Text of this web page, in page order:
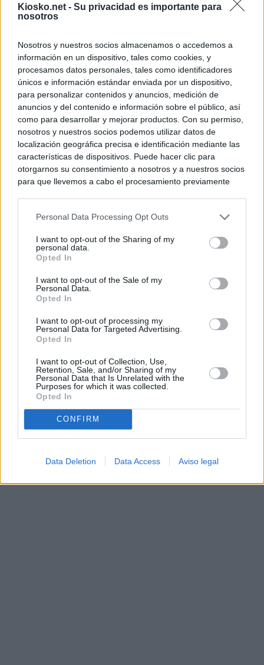
Kiosko.net - Su privacidad es importante para
nosotros
Nosotros y nuestros socios almacenamos o accedemos a
información en un dispositivo, tales como cookies, y
procesamos datos personales, tales como identificadores
únicos e información estándar enviada por un dispositivo,
para personalizar contenidos y anuncios, medición de
anuncios y del contenido e información sobre el público, así
como para desarrollar y mejorar productos. Con su permiso,
nosotros y nuestros socios podemos utilizar datos de
localización geográfica precisa e identificación mediante las
características de dispositivos. Puede hacer clic para
otorgarnos su consentimiento a nosotros y a nuestros socios
para que llevemos a cabo el procesamiento previamente
negar su consentimiento. Tenga en cuenta que algún
de su consentimiento, pero usted tiene el derecho de
rechazar tal procesamiento. Sus preferencias se aplicarán
cualquier momento entrando de nuevo en este sitio web o
visitando nuestra política de privacidad.
Personal Data Processing Opt Outs
I want to opt-out of the Sharing of my
personal data.
Opted In
I want to opt-out of the Sale of my
Personal Data.
Opted In
I want to opt-out of processing my
Personal Data for Targeted Advertising.
Opted In
I want to opt-out of Collection, Use,
Retention, Sale, and/or Sharing of my
Personal Data that Is Unrelated with the
Purposes for which it was collected.
Opted In
CONFIRM
Data Deletion Data Access Aviso legal